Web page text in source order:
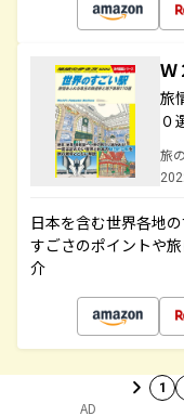
Ｗ
旅
０
旅
日本を含む世界各地
すごさのポイントや
介
1
AD